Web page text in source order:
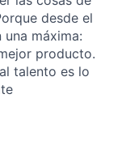
desde el
máxima:
producto.
talento es lo